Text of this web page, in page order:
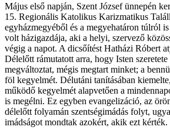
Május első napján, Szent József ünnepén
15. Regionális Katolikus Karizmatikus
egyházmegyéből és a megyehatáron túlról
volt házigazdája, aki a helyi, szervező
végig a napot. A dicsőítést Hatházi Róbert
Délelőtt rámutatott arra, hogy Isten
megváltoztat, mégis megtart minket; a
föl kegyelmét. Délutáni tanításában
működő kegyelmét alapvetően a
is megélni. Ez egyben evangelizáció, az
délelőtt folyamán szentségimádás folyt,
imádságot mondtak azokért, akik ezt kérték.